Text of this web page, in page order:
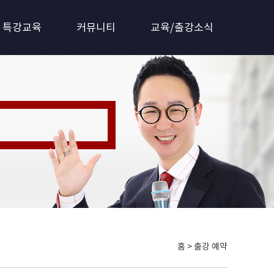
특강교육 커뮤니티 교육/출강소식
춘 전문기관!!
홈 > 출강 예약